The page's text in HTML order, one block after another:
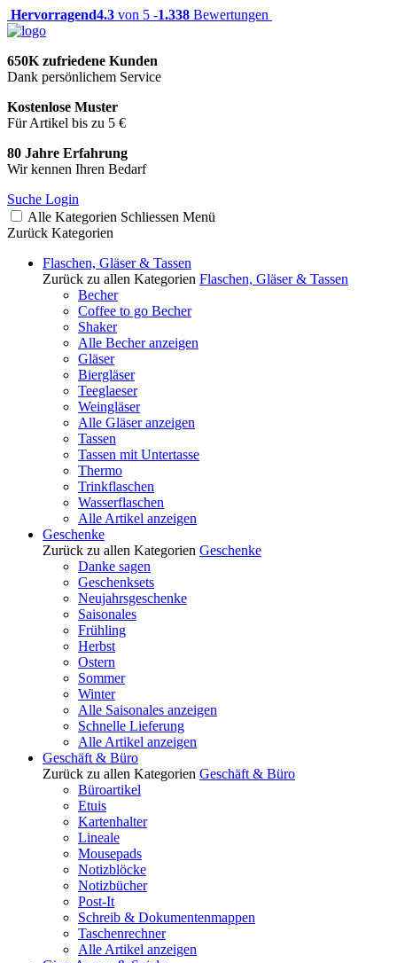
Hervorragend4.3 von 5 -1.338 Bewertungen
650K zufriedene Kunden
Dank persönlichem Service
Kostenlose Muster
Für Artikel bis zu 5 €
80 Jahre Erfahrung
Wir kennen Ihren Bedarf
Suche Login
Alle Kategorien Schliessen Menü
Zurück Kategorien
Flaschen, Gläser & Tassen
Zurück zu allen Kategorien Flaschen, Gläser & Tassen
Becher
Coffee to go Becher
Shaker
Alle Becher anzeigen
Gläser
Biergläser
Teeglaeser
Weingläser
Alle Gläser anzeigen
Tassen
Tassen mit Untertasse
Thermo
Trinkflaschen
Wasserflaschen
Alle Artikel anzeigen
Geschenke
Zurück zu allen Kategorien Geschenke
Danke sagen
Geschenksets
Neujahrsgeschenke
Saisonales
Frühling
Herbst
Ostern
Sommer
Winter
Alle Saisonales anzeigen
Schnelle Lieferung
Alle Artikel anzeigen
Geschäft & Büro
Zurück zu allen Kategorien Geschäft & Büro
Büroartikel
Etuis
Kartenhalter
Lineale
Mousepads
Notizblöcke
Notizbücher
Post-It
Schreib & Dokumentenmappen
Taschenrechner
Alle Artikel anzeigen